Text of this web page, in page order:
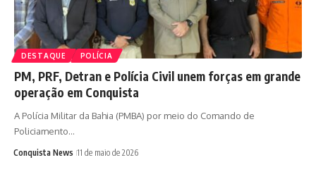
DESTAQUE POLÍCIA
PM, PRF, Detran e Polícia Civil unem forças em grande
operação em Conquista
A Polícia Militar da Bahia (PMBA) por meio do Comando de
Policiamento…
Conquista News 11 de maio de 2026